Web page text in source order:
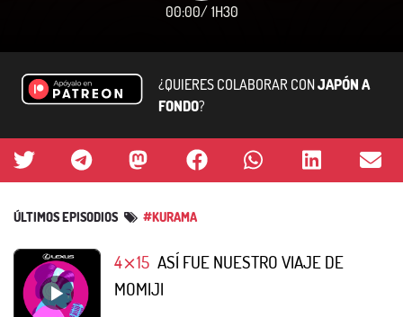
00:00/ 1H30
¿QUIERES COLABORAR CONJAPÓN A
FONDO?
ÚLTIMOS EPISODIOS #KURAMA
4⨯15 ASÍ FUE NUESTRO VIAJE DE
MOMIJI